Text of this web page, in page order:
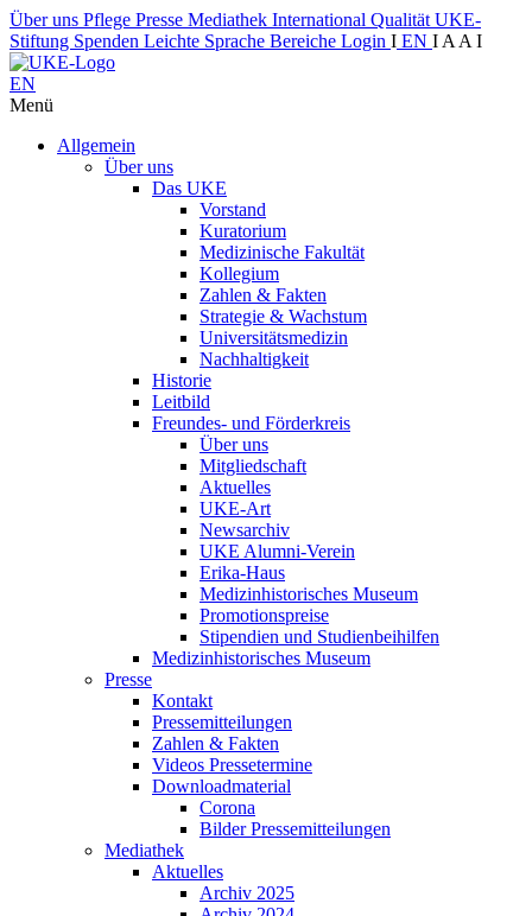
Über uns Pflege Presse Mediathek International Qualität UKE-
Stiftung Spenden Leichte Sprache Bereiche Login I EN I A A I
EN
Menü
Allgemein
Über uns
Das UKE
Vorstand
Kuratorium
Medizinische Fakultät
Kollegium
Zahlen & Fakten
Strategie & Wachstum
Universitätsmedizin
Nachhaltigkeit
Historie
Leitbild
Freundes- und Förderkreis
Über uns
Mitgliedschaft
Aktuelles
UKE-Art
Newsarchiv
UKE Alumni-Verein
Erika-Haus
Medizinhistorisches Museum
Promotionspreise
Stipendien und Studienbeihilfen
Medizinhistorisches Museum
Presse
Kontakt
Pressemitteilungen
Zahlen & Fakten
Videos Pressetermine
Downloadmaterial
Corona
Bilder Pressemitteilungen
Mediathek
Aktuelles
Archiv 2025